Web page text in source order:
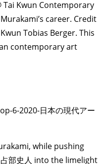
Tai Kwun Contemporary
career. Credit
Tobias Berger. This
contemporary art
6-2020-日本の現代アー
while pushing
部史人 into the limelight